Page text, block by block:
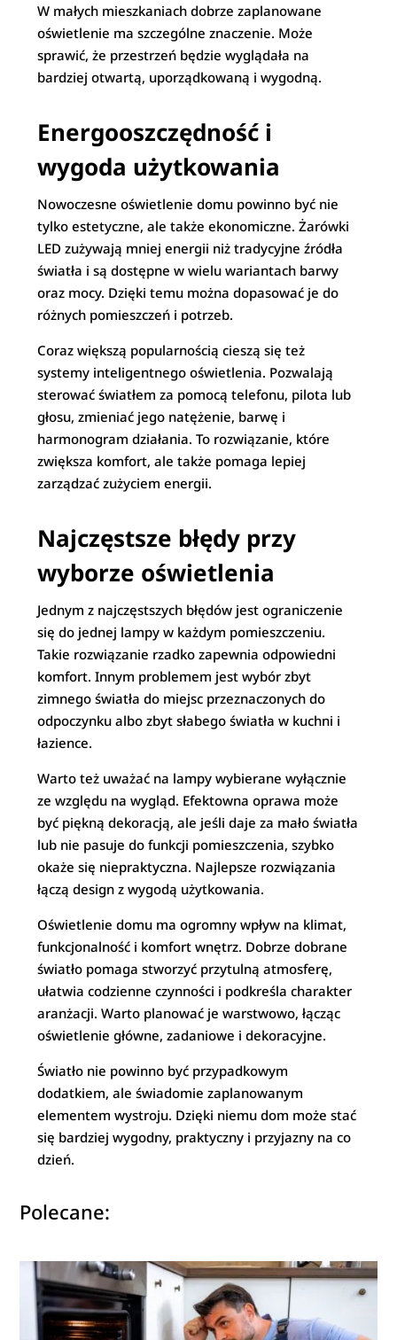
W małych mieszkaniach dobrze zaplanowane
oświetlenie ma szczególne znaczenie. Może
sprawić, że przestrzeń będzie wyglądała na
bardziej otwartą, uporządkowaną i wygodną.
Energooszczędność i
wygoda użytkowania
Nowoczesne oświetlenie domu powinno być nie
tylko estetyczne, ale także ekonomiczne. Żarówki
LED zużywają mniej energii niż tradycyjne źródła
światła i są dostępne w wielu wariantach barwy
oraz mocy. Dzięki temu można dopasować je do
różnych pomieszczeń i potrzeb.
Coraz większą popularnością cieszą się też
systemy inteligentnego oświetlenia. Pozwalają
sterować światłem za pomocą telefonu, pilota lub
głosu, zmieniać jego natężenie, barwę i
harmonogram działania. To rozwiązanie, które
zwiększa komfort, ale także pomaga lepiej
zarządzać zużyciem energii.
Najczęstsze błędy przy
wyborze oświetlenia
Jednym z najczęstszych błędów jest ograniczenie
się do jednej lampy w każdym pomieszczeniu.
Takie rozwiązanie rzadko zapewnia odpowiedni
komfort. Innym problemem jest wybór zbyt
zimnego światła do miejsc przeznaczonych do
odpoczynku albo zbyt słabego światła w kuchni i
łazience.
Warto też uważać na lampy wybierane wyłącznie
ze względu na wygląd. Efektowna oprawa może
być piękną dekoracją, ale jeśli daje za mało światła
lub nie pasuje do funkcji pomieszczenia, szybko
okaże się niepraktyczna. Najlepsze rozwiązania
łączą design z wygodą użytkowania.
Oświetlenie domu ma ogromny wpływ na klimat,
funkcjonalność i komfort wnętrz. Dobrze dobrane
światło pomaga stworzyć przytulną atmosferę,
ułatwia codzienne czynności i podkreśla charakter
aranżacji. Warto planować je warstwowo, łącząc
oświetlenie główne, zadaniowe i dekoracyjne.
Światło nie powinno być przypadkowym
dodatkiem, ale świadomie zaplanowanym
elementem wystroju. Dzięki niemu dom może stać
się bardziej wygodny, praktyczny i przyjazny na co
dzień.
Polecane: